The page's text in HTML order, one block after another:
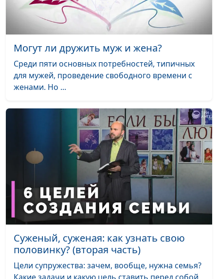
Сексуальная жизнь в
браке с абьюзером
Мария Мараханова,
Александр Сахаров,
психолог,
консультант по
семейным
от чего защищать
Александр Сахаров,
священнослужитель,
психолог,
консультант по
семейным
взаимоотношениям
Кто помогает
абьюзерам
Мария Мараханова ,
Александр Сахаров,
консультант по
семейным
взаимоотношениям
Могут ли дружить муж и жена?
Среди пяти основных потребностей, типичных
для мужей, проведение свободного времени с
женами. Но ...
Суженый, суженая: как узнать свою
половинку? (вторая часть)
Цели супружества: зачем, вообще, нужна семья?